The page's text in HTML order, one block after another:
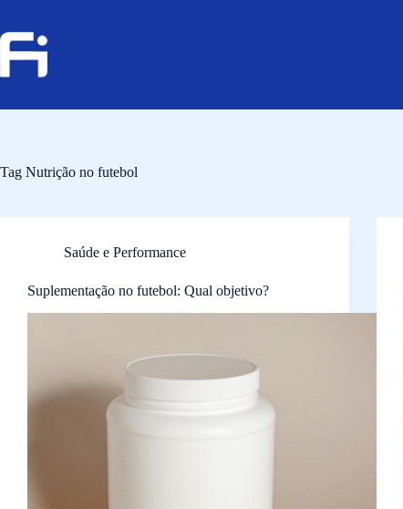
o
conteúdo
Tag Nutrição no futebol
Saúde e Performance
Suplementação no futebol: Qual objetivo?